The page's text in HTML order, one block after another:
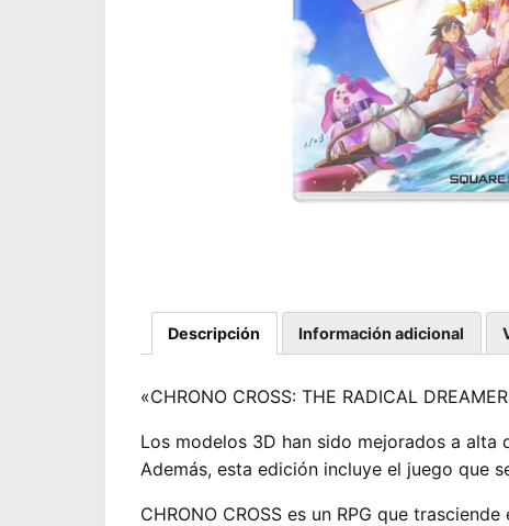
Descripción Información adicional
«CHRONO CROSS: THE RADICAL
Los modelos 3D han sido mejorados a alta
Además, esta edición incluye el juego que
CHRONO CROSS es un RPG que